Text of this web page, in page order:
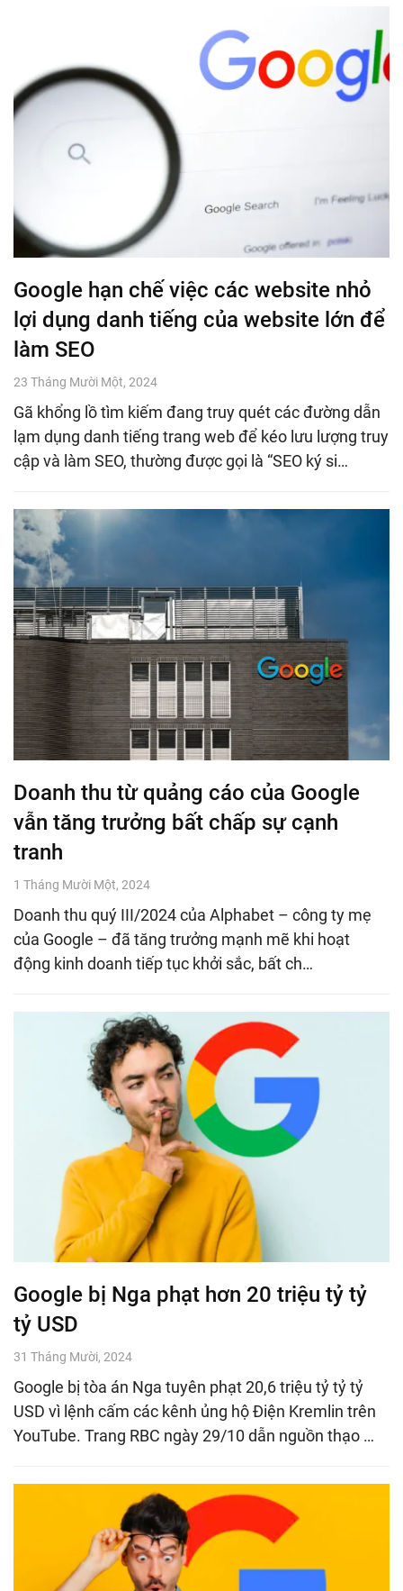
Google hạn chế việc các website nhỏ
lợi dụng danh tiếng của website lớn để
làm SEO
23 Tháng Mười Một, 2024
Gã khổng lồ tìm kiếm đang truy quét các đường dẫn
lạm dụng danh tiếng trang web để kéo lưu lượng truy
cập và làm SEO, thường được gọi là “SEO ký si…
Doanh thu từ quảng cáo của Google
vẫn tăng trưởng bất chấp sự cạnh
tranh
1 Tháng Mười Một, 2024
Doanh thu quý III/2024 của Alphabet – công ty mẹ
của Google – đã tăng trưởng mạnh mẽ khi hoạt
động kinh doanh tiếp tục khởi sắc, bất ch…
Google bị Nga phạt hơn 20 triệu tỷ tỷ
tỷ USD
31 Tháng Mười, 2024
Google bị tòa án Nga tuyên phạt 20,6 triệu tỷ tỷ tỷ
USD vì lệnh cấm các kênh ủng hộ Điện Kremlin trên
YouTube. Trang RBC ngày 29/10 dẫn nguồn thạo …